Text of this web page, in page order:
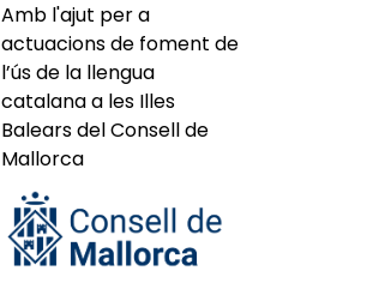
Amb l'ajut per a
actuacions de foment de
l’ús de la llengua
catalana a les Illes
Balears del Consell de
Mallorca